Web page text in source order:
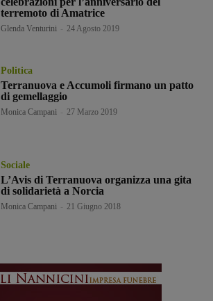
terremoto di Amatrice
Glenda Venturini 24 Agosto 2019
Politica
Terranuova e Accumoli firmano un patto
di gemellaggio
Monica Campani 27 Marzo 2019
Sociale
L’Avis di Terranuova organizza una gita
di solidarietà a Norcia
Monica Campani 21 Giugno 2018